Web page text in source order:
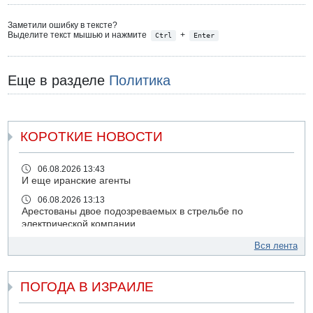
Заметили ошибку в тексте?
Выделите текст мышью и нажмите
Ctrl + Enter
Еще в разделе Политика
КОРОТКИЕ НОВОСТИ
06.08.2026 13:43
И еще иранские агенты
06.08.2026 13:13
Арестованы двое подозреваемых в стрельбе по
электрической компании
Возле Кирьят-Арбы пожар на местности
06.08.2026 12:06
США не будут давить на Израиль в вопросе Ливана
06.08.2026 11:41
Вся лента
ПОГОДА В ИЗРАИЛЕ